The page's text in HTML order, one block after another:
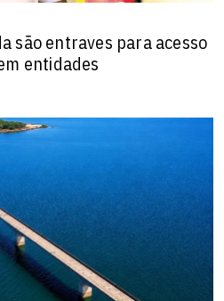
são entraves para acesso
entidades